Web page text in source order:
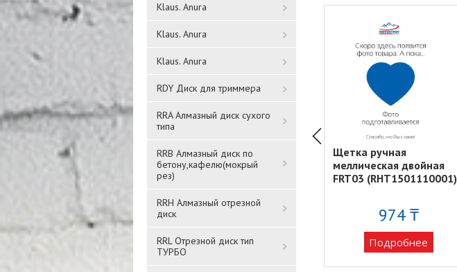
Klaus. Anura
Klaus. Anura
Klaus. Anura
RDY Диск для триммера
RRA Алмазный диск сухого
типа
RRB Алмазный диск по
бетону,кафелю(мокрый
рез)
RRH Алмазный отрезной
диск
RRL Отрезной диск тип
ТУРБО
Дисковая щетка плоская
170мм FRDT17
2 766 ₸
Чашечная проволочная
щетка 80мм FRB080
1 302 ₸
Подробнее
Щетка ручная
меллическая двойная
FRT03 (RHT1501110001)
974 ₸
Подробнее